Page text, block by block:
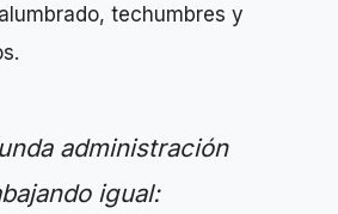
techumbres y
administración
igual: